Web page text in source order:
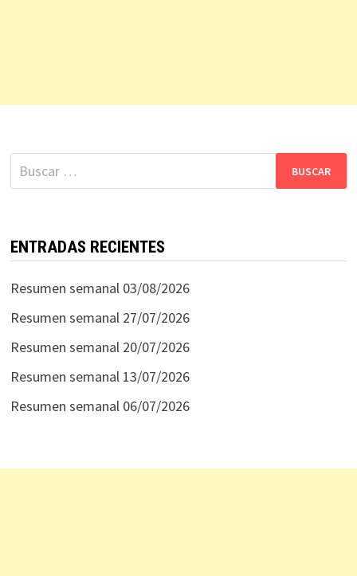
Buscar:
ENTRADAS RECIENTES
Resumen semanal 03/08/2026
Resumen semanal 27/07/2026
Resumen semanal 20/07/2026
Resumen semanal 13/07/2026
Resumen semanal 06/07/2026